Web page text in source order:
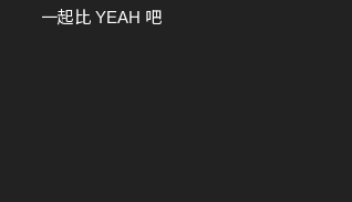
一起比 YEAH 吧